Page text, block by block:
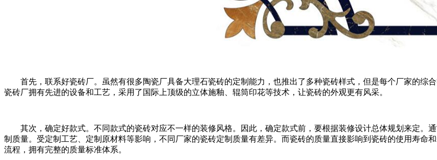
首先，联系好瓷砖厂。虽然有很多陶瓷厂具备大理石瓷砖的定制能力，也推出了多种瓷砖样式，但是每个厂家的综
瓷砖厂拥有先进的设备和工艺，采用了国际上顶级的立体施釉、辊筒印花等技术，让瓷砖的外观更有风采。
其次，确定好款式。不同款式的瓷砖对应不一样的装修风格。因此，确定款式前，要根据装修设计总体规划来定。
制质量。受定制工艺、定制原材料等影响，不同厂家的瓷砖定制质量有差异。而瓷砖的质量直接影响到瓷砖的使用寿命
流程，拥有完整的质量标准体系。